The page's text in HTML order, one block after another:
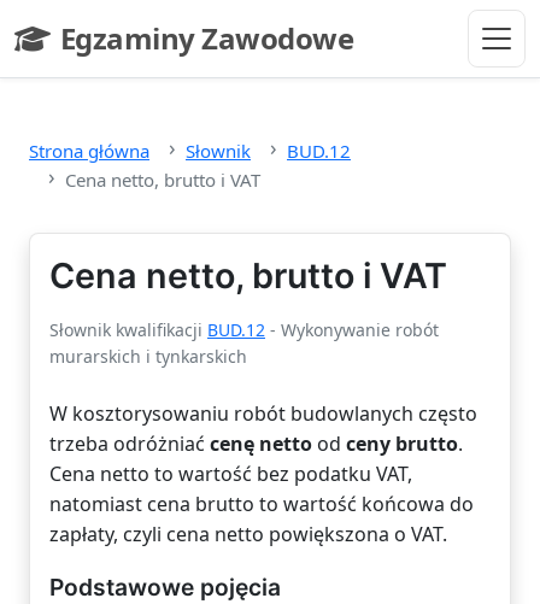
Egzaminy Zawodowe
- strona główna
Strona główna Słownik
BUD.12
Cena netto, brutto i VAT
Cena netto, brutto i VAT
Słownik kwalifikacji BUD.12 - Wykonywanie robót
murarskich i tynkarskich
W kosztorysowaniu robót budowlanych często
trzeba odróżniać cenę netto od ceny brutto.
Cena netto to wartość bez podatku VAT,
natomiast cena brutto to wartość końcowa do
zapłaty, czyli cena netto powiększona o VAT.
Podstawowe pojęcia